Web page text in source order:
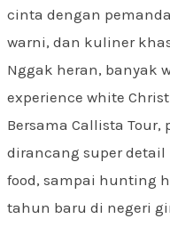
cinta dengan
warni, dan kuliner
Nggak heran, banyak
experience white
Bersama Callista
dirancang super
food, sampai hunting
tahun baru di negeri